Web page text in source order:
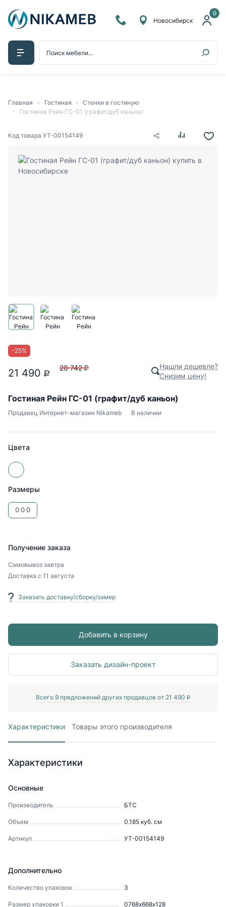
0
Новосибирск
Главная Гостиная
Стенки в гостиную
Гостиная Рейн ГС-01 (графит/дуб каньон)
Код товара УТ-00154149
-25%
21 490 P
28 742 P
Нашли дешевле?
Снизим цену!
Гостиная Рейн ГС-01 (графит/дуб каньон)
Продавец Интернет-магазин Nikameb В наличии
Цвета
Размеры
000
Получение заказа
Самовывоз завтра
Доставка с 11 августа
Заказать доставку/сборку/замер
Добавить в корзину
Заказать дизайн-проект
Всего 9 предложений других продавцов от 21 490 P
Характеристики Товары этого производителя
Характеристики
Основные
Производитель БТС
Объем 0.185 куб. см
Артикул УТ-00154149
Дополнительно
Количество упаковок 3
Размер упаковки 1 0768х668х128